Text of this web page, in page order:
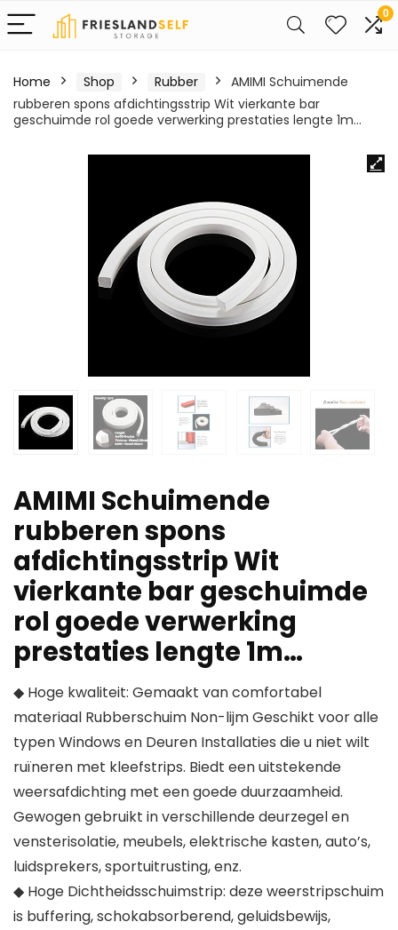
0
Home Shop Rubber
AMIMI Schuimende
rubberen spons afdichtingsstrip Wit vierkante bar
geschuimde rol goede verwerking prestaties lengte 1m…
AMIMI Schuimende
rubberen spons
afdichtingsstrip Wit
vierkante bar geschuimde
rol goede verwerking
prestaties lengte 1m…
◆ Hoge kwaliteit: Gemaakt van comfortabel
materiaal Rubberschuim Non-lijm Geschikt voor alle
typen Windows en Deuren Installaties die u niet wilt
ruïneren met kleefstrips. Biedt een uitstekende
weersafdichting met een goede duurzaamheid.
Gewogen gebruikt in verschillende deurzegel en
vensterisolatie, meubels, elektrische kasten, auto’s,
luidsprekers, sportuitrusting, enz.
◆ Hoge Dichtheidsschuimstrip: deze weerstripschuim
is buffering, schokabsorberend, geluidsbewijs,